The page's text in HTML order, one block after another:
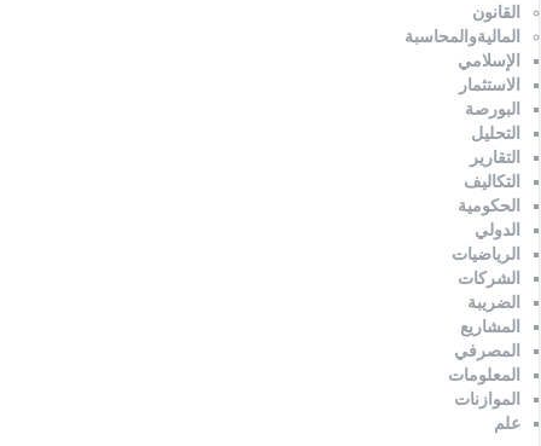
القانون
الماليةوالمحاسبة
الإسلامي
الاستثمار
البورصة
التحليل
التقارير
التكاليف
الحكومية
الدولي
الرياضيات
الشركات
الضريبة
المشاريع
المصرفي
المعلومات
الموازنات
علم